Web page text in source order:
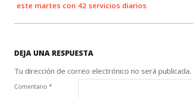
este martes con 42 servicios diarios
DEJA UNA RESPUESTA
Tu dirección de correo electrónico no será publicada.
Comentario *